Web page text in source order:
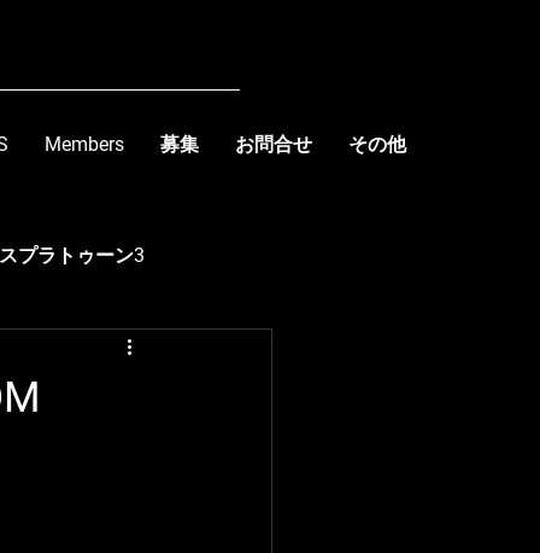
Members 募集 お問合せ その他
スプラトゥーン3